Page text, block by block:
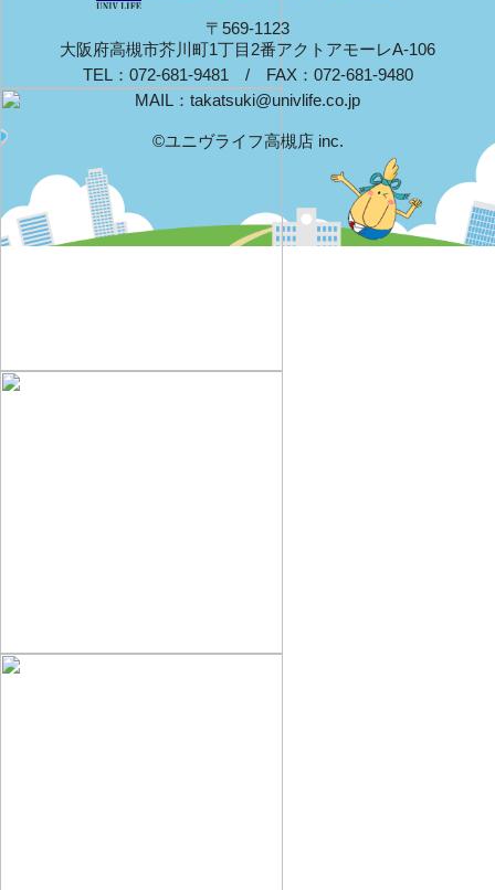
〒569-1123
大阪府高槻市芥川町1丁目2番アクトアモーレA-106
TEL：072-681-9481 / FAX：072-681-9480
MAIL： takatsuki@univlife.co.jp
©ユニヴライフ高槻店 inc.